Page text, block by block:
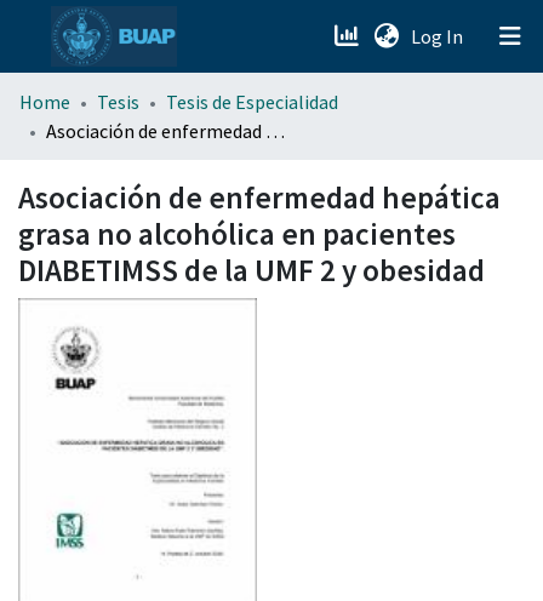
Log In (current)
menu.section.about_menu
Home Tesis
Tesis de Especialidad
Asociación de enfermedad hepática grasa no alcohólica en pacientes DIABETIMSS de la UMF 2 y obesidad
Asociación de enfermedad hepática
grasa no alcohólica en pacientes
DIABETIMSS de la UMF 2 y obesidad